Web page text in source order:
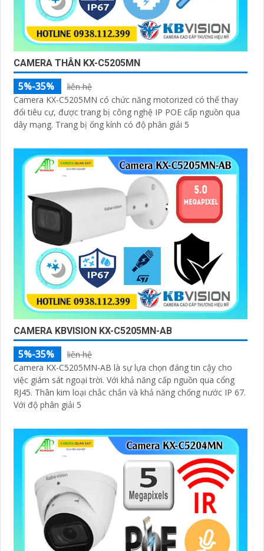
CAMERA THÂN KX-C5205MN
5%-35%
liên hệ
Camera KX-C5205MN có chức năng motorized có thể thay
đổi tiêu cự, được trang bị công nghệ IP POE cấp nguồn qua
dây mạng. Trang bị ống kính có độ phân giải 5
CAMERA KBVISION KX-C5205MN-AB
5%-35%
liên hệ
Camera KX-C5205MN-AB là sự lựa chọn đáng tin cậy cho
việc giám sát ngoại trời. Với khả năng cấp nguồn qua cổng
RJ45. Thân kim loại chắc chắn và khả năng chống nước IP 67.
Với độ phân giải 5